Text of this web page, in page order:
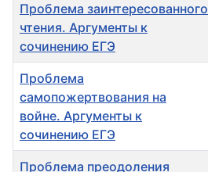
Проблема заинтересованного
чтения. Аргументы к
сочинению ЕГЭ
Проблема
самопожертвования на
войне. Аргументы к
сочинению ЕГЭ
Проблема преодоления